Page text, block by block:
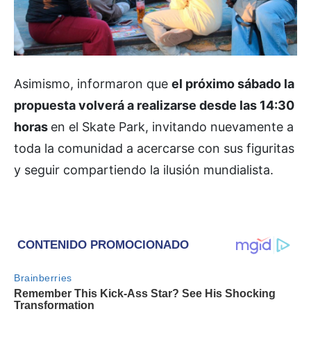
Asimismo, informaron que el próximo sábado la
propuesta volverá a realizarse desde las 14:30
horas en el Skate Park, invitando nuevamente a
toda la comunidad a acercarse con sus figuritas
y seguir compartiendo la ilusión mundialista.